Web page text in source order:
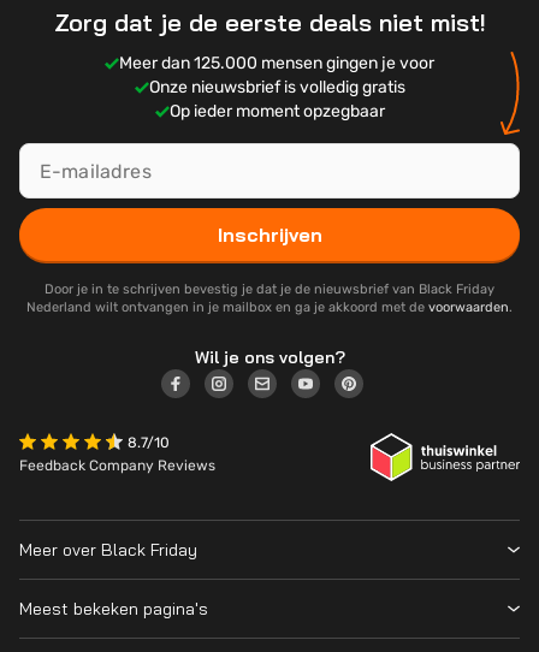
Zorg dat je de eerste deals niet mist!
Meer dan 125.000 mensen gingen je voor
Onze nieuwsbrief is volledig gratis
Op ieder moment opzegbaar
Inschrijven
Door je in te schrijven bevestig je dat je de nieuwsbrief van Black Friday
Nederland wilt ontvangen in je mailbox en ga je akkoord met de voorwaarden.
Wil je ons volgen?
8.7/10
Feedback Company Reviews
Meer over Black Friday
Wanneer is Black Friday?
Meest bekeken pagina's